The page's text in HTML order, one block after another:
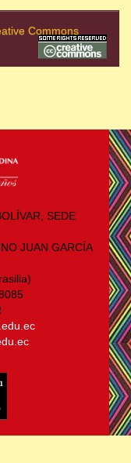
Commons
SEDE
JUAN GARCÍA